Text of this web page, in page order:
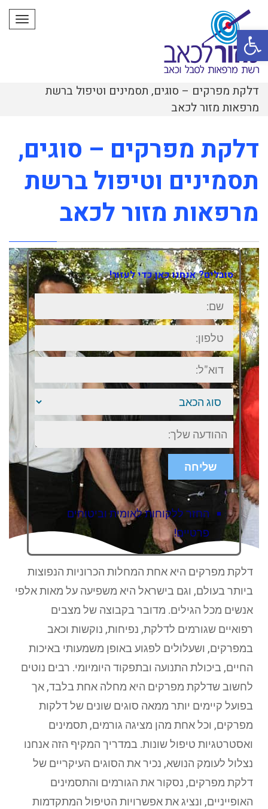
דלקת מפרקים – סוגים, תסמינים וטיפול ברשת
מרפאות מזור לכאב
דלקת מפרקים – סוגים,
תסמינים וטיפול ברשת
מרפאות מזור לכאב
סובלים? אנחנו כאן כדי לעזור!
שם:
טלפון:
דוא"ל:
סוג
הכאב
ישוב
או
אזור
בארץ
שליחה
החזר ללקוחות לאומית וביטוחים
פרטיים!
דלקת מפרקים היא אחת המחלות הכרוניות הנפוצות
ביותר בעולם, וגם בישראל היא משפיעה על מאות אלפי
אנשים מכל הגילים. מדובר בקבוצה של מצבים
רפואיים שגורמים לדלקת, נפיחות, נוקשות וכאב
במפרקים, ושעלולים לפגוע באופן משמעותי באיכות
החיים, ביכולת התנועה ובתפקוד היומיומי. רבים נוטים
לחשוב שדלקת מפרקים היא מחלה אחת בלבד, אך
בפועל קיימים יותר ממאה סוגים שונים של דלקות
מפרקים, וכל אחת מהן מציגה גורמים, תסמינים
ואסטרטגיות טיפול שונות. במדריך המקיף הזה אנחנו
נצלול לעומק הנושא, נכיר את הסוגים העיקריים של
דלקת מפרקים, נסקור את הגורמים והתסמינים
האופייניים, ונציג את אפשרויות הטיפול המתקדמות
פתח סרגל נגישות